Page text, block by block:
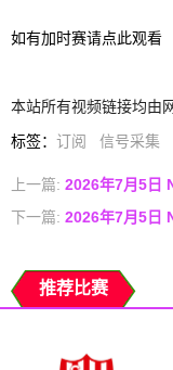
如有加时赛请点此观看
本站所有视频链接均由
标签： 订阅 信号采集
上一篇: 2026年7月5日
下一篇: 2026年7月5日
推荐比赛